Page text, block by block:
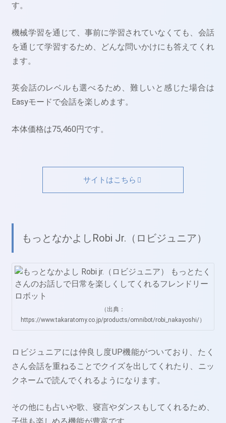
す。
機械学習を通じて、事前に学習されていなくても、会話
を通じて学習するため、どんな問いかけにも答えてくれ
ます。
英会話のレベルも選べるため、難しいと感じた場合は
Easyモードで会話を楽しめます。
本体価格は75,460円です。
サイトはこちら
もっとなかよしRobi Jr.（ロビジュニア）
（出典：
https://www.takaratomy.co.jp/products/omnibot/robi_nakayoshi/）
ロビジュニアには仲良し度UP機能がついており、たく
さん会話を重ねることでクイズを出してくれたり、ニッ
クネームで読んでくれるようになります。
その他にも占いや歌、寝言やダンスもしてくれるため、